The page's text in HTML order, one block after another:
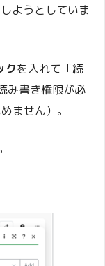
ようとしていま
クを入れて「続
み書き権限が必
ません）。